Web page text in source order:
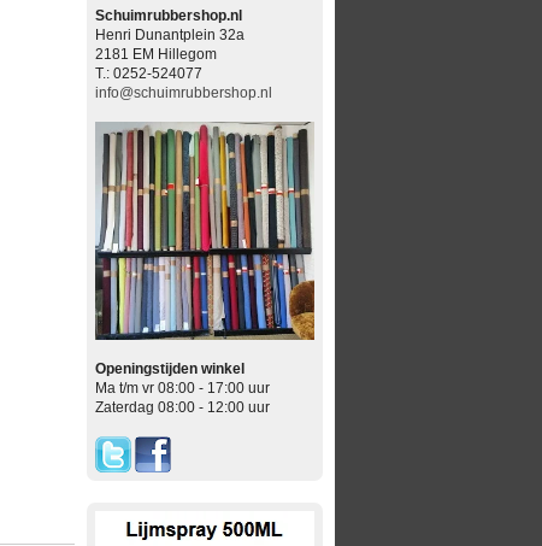
Schuimrubbershop.nl
Henri Dunantplein 32a
2181 EM Hillegom
T.: 0252-524077
info@schuimrubbershop.nl
Openingstijden winkel
Ma t/m vr 08:00 - 17:00 uur
Zaterdag 08:00 - 12:00 uur